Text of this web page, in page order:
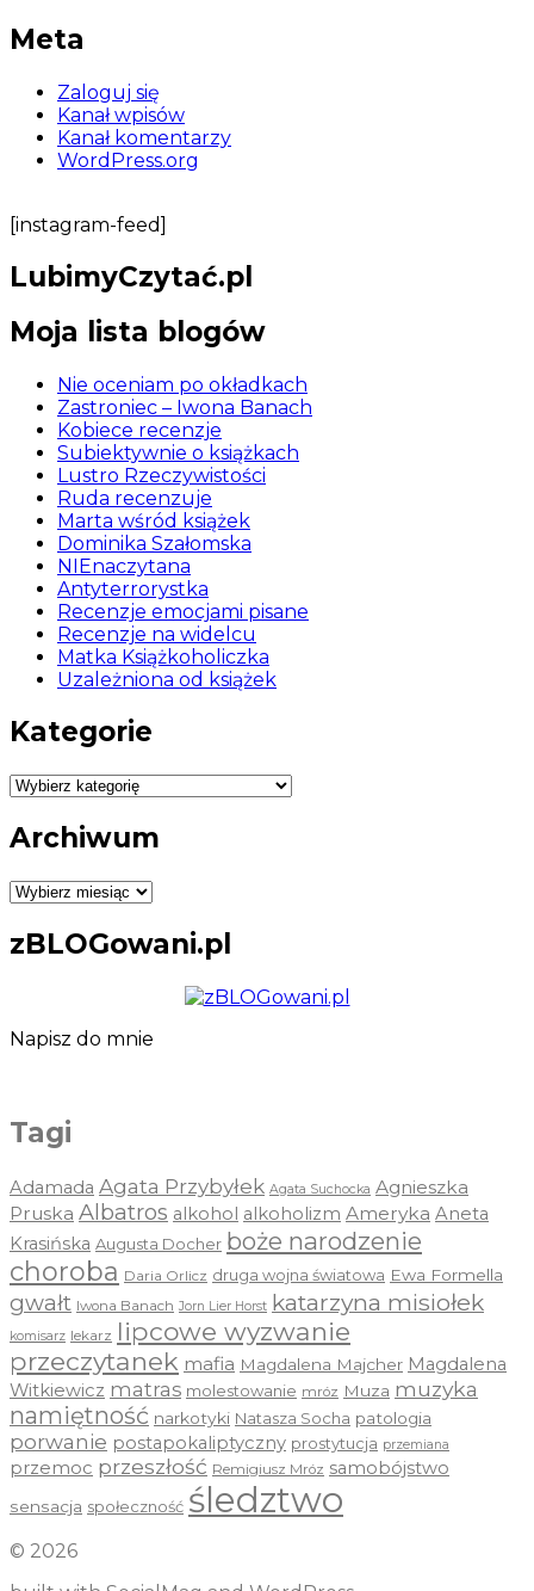
Meta
Zaloguj się
Kanał wpisów
Kanał komentarzy
WordPress.org
[instagram-feed]
LubimyCzytać.pl
Moja lista blogów
Nie oceniam po okładkach
Zastroniec – Iwona Banach
Kobiece recenzje
Subiektywnie o książkach
Lustro Rzeczywistości
Ruda recenzuje
Marta wśród książek
Dominika Szałomska
NIEnaczytana
Antyterrorystka
Recenzje emocjami pisane
Recenzje na widelcu
Matka Książkoholiczka
Uzależniona od książek
Kategorie
Kategorie
Archiwum
Archiwum
zBLOGowani.pl
Napisz do mnie
Tagi
Adamada Agata Przybyłek Agata Suchocka Agnieszka
Pruska Albatros alkohol alkoholizm Ameryka Aneta
Krasińska Augusta Docher boże narodzenie
choroba Daria Orlicz druga wojna światowa Ewa Formella
gwałt Iwona Banach Jorn Lier Horst katarzyna misiołek
komisarz lekarz lipcowe wyzwanie
przeczytanek mafia Magdalena Majcher Magdalena
Witkiewicz matras molestowanie mróz Muza muzyka
namiętność narkotyki Natasza Socha patologia
porwanie postapokaliptyczny prostytucja przemiana
przemoc przeszłość Remigiusz Mróz samobójstwo
sensacja społeczność śledztwo
© 2026